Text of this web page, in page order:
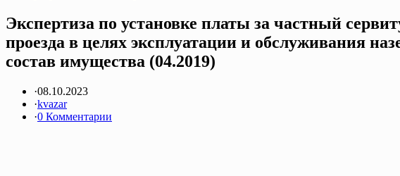
Экспертиза по установке платы за частный
проезда в целях эксплуатации и обслуживания
состав имущества (04.2019)
·08.10.2023
·kvazar
·0 Комментарии